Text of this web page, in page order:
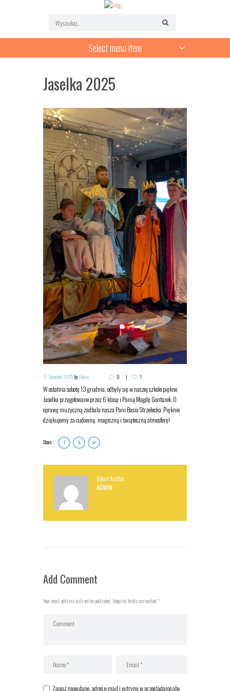
Select menu item
Jaselka 2025
17 December 2025 byAdmin 0 1
W ostatnia sobotę 13 grudnia, odbyly się w naszej szkole piękne
Jaselka przygotowane przez 6 klasę i Panią Magdę Gontarek. O
oprawę muzyczną zadbala nasza Pani Basia Strzelecka. Pięknie
dziękujemy za cudowną, magiczną i świąteczną atmosferę!
Share:
About Author
ADMIN
Add Comment
Your email address will not be published. Required fields are marked *
Zapisz moje dane, adres e-mail i witrynę w przeglądarce aby